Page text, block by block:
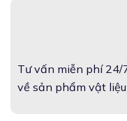
Tư vấn miễn phí 24/
về sản phẩm vật liệu